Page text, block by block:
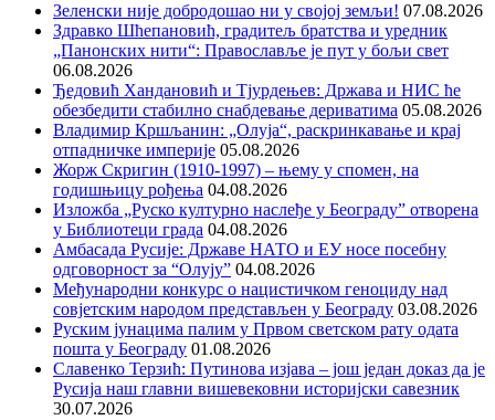
Зеленски није добродошао ни у својој земљи! 07.08.2026
Здравко Шћепановић, градитељ братства и уредник
„Панонских нити“: Православље је пут у бољи свет
06.08.2026
Ђедовић Хандановић и Тјурдењев: Држава и НИС ће
обезбедити стабилно снабдевање дериватима 05.08.2026
Владимир Кршљанин: „Олуја“, раскринкавање и крај
отпадничке империје 05.08.2026
Жорж Скригин (1910-1997) – њему у спомен, на
годишњицу рођења 04.08.2026
Изложба „Руско културно наслеђе у Београду” отворена
у Библиотеци града 04.08.2026
Амбасада Русије: Државе НАТО и ЕУ носе посебну
одговорност за “Олују” 04.08.2026
Међународни конкурс о нацистичком геноциду над
совјетским народом представљен у Београду 03.08.2026
Руским јунацима палим у Првом светском рату одата
пошта у Београду 01.08.2026
Славенко Терзић: Путинова изјава – још један доказ да је
Русија наш главни вишевековни историјски савезник
30.07.2026